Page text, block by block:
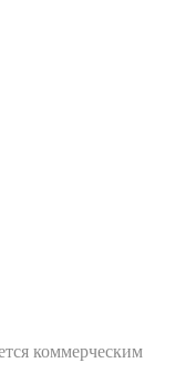
коммерческим